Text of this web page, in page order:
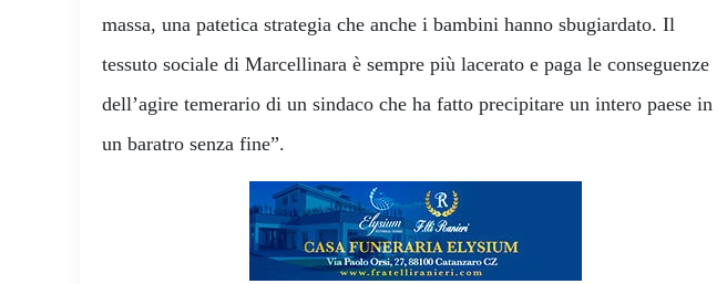
massa, una patetica strategia che anche i bambini hanno sbugiardato. Il
tessuto sociale di Marcellinara è sempre più lacerato e paga le conseguenze
dell’agire temerario di un sindaco che ha fatto precipitare un intero paese in
un baratro senza fine”.